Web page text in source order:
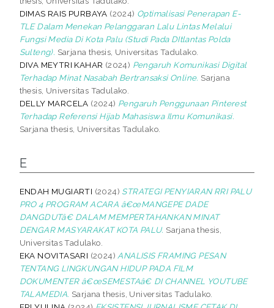
DIMAS RAIS PURBAYA (2024) Optimalisasi Penerapan E-
TLE Dalam Menekan Pelanggaran Lalu Lintas Melalui
Fungsi Media Di Kota Palu (Studi Pada DItlantas Polda
Sulteng). Sarjana thesis, Universitas Tadulako.
DIVA MEYTRI KAHAR (2024) Pengaruh Komunikasi Digital
Terhadap Minat Nasabah Bertransaksi Online. Sarjana
thesis, Universitas Tadulako.
DELLY MARCELA (2024) Pengaruh Penggunaan Pinterest
Terhadap Referensi Hijab Mahasiswa Ilmu Komunikasi.
Sarjana thesis, Universitas Tadulako.
E
ENDAH MUGIARTI (2024) STRATEGI PENYIARAN RRI PALU
PRO 4 PROGRAM ACARA â€œMANGEPE DADE
DANGDUTâ€ DALAM MEMPERTAHANKAN MINAT
DENGAR MASYARAKAT KOTA PALU. Sarjana thesis,
Universitas Tadulako.
EKA NOVITASARI (2024) ANALISIS FRAMING PESAN
TENTANG LINGKUNGAN HIDUP PADA FILM
DOKUMENTER â€œSEMESTAâ€ DI CHANNEL YOUTUBE
TALAMEDIA. Sarjana thesis, Universitas Tadulako.